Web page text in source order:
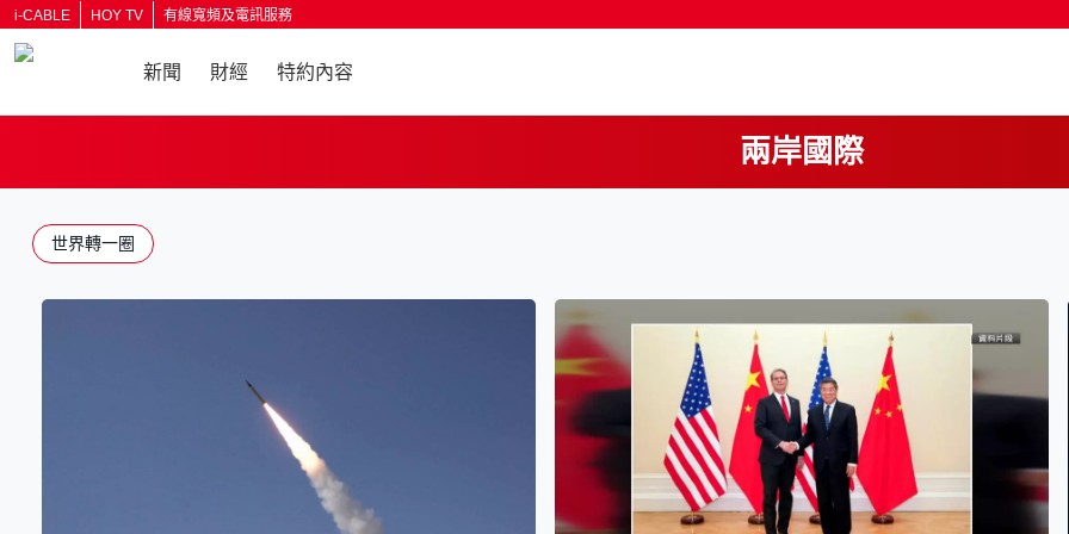
i-CABLE HOY TV 有線寬頻及電訊服務
新聞 財經 特約內容
兩岸國際
世界轉一圈